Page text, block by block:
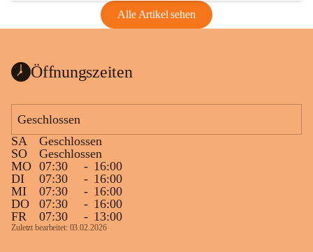
Alle Artikel sehen
Öffnungszeiten
Geschlossen
SA
Geschlossen
SO
Geschlossen
MO 07:30 - 16:00
DI
07:30 - 16:00
MI
07:30 - 16:00
DO
07:30 - 16:00
FR
07:30 - 13:00
Zuletzt bearbeitet: 03.02.2026